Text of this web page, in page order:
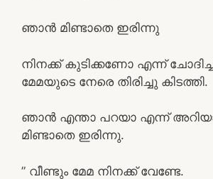
ഞാൻ മിണ്ടാതെ ഇരിന്നു
നിനക്ക് കുടിക്കണോ എന്ന്
മേമയുടെ നേരെ തിരിച്ചു കിടത്തി.
ഞാൻ എന്താ പറയാ എന്ന്
മിണ്ടാതെ ഇരിന്നു.
” വീണ്ടും മേമ നിനക്ക് വേണ്ടേ.